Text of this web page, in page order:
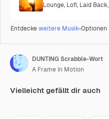
Lounge, Lofi, Laid Back,
Entdeckeweitere Musik-Optionen
DUNTING Scrabble-Wort
A Frame In Motion
Vielleicht gefällt dir auch